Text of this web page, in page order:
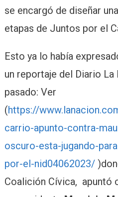
se encargó de diseñar
etapas de Juntos por el
Esto ya lo había
un reportaje del Diario
pasado: Ver
(https://
carrio-apunto-contra-
oscuro-esta-jugando-
por-el-nid04062023/
Coalición Cívica, apuntó